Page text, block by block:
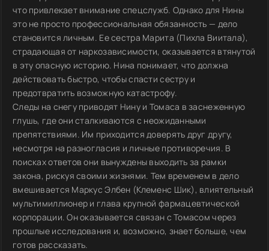
что привлекает внимание спецслужб. Однако для Нины
это не просто профессиональная обязанность — дело
становится личным. Ее сестра Марита (Пихла Виитала),
страдающая от наркозависимости, оказывается втянутой
в эту опасную историю. Нина понимает, что должна
действовать быстро, чтобы спасти сестру и
предотвратить возможную катастрофу.
Следы на снегу приводят Нину и Томаса в заснеженную
глушь, где они сталкиваются с неожиданными
препятствиями. Им приходится доверять друг другу,
несмотря на разногласия и личные противоречия. В
поисках ответов они вынуждены выходить за рамки
закона, рискуя своими жизнями. Тем временем в дело
вмешивается Маркус Элбен (Клеменс Шик), влиятельный
мультимиллионер и глава крупной фармацевтической
корпорации. Он оказывается связан с Томасом через
прошлые исследования и, возможно, знает больше, чем
готов рассказать.